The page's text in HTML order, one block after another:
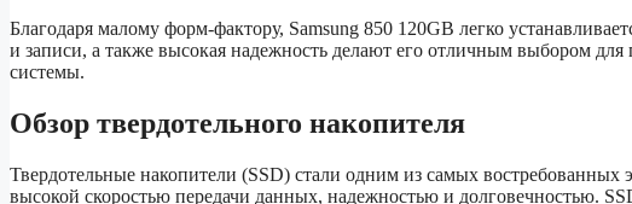
Благодаря малому форм-фактору, Samsung 850 120GB легко
и записи, а также высокая надежность делают его отличным выбором
системы.
Обзор твердотельного накопителя
Твердотельные накопители (SSD) стали одним из самых
высокой скоростью передачи данных, надежностью и долговечностью.